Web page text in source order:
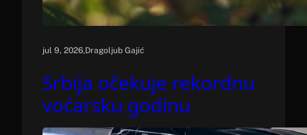
jul 9, 2026.Dragoljub Gajić
Srbija očekuje rekordnu
voćarsku godinu